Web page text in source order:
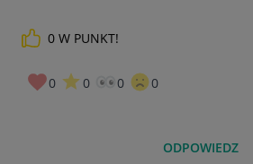
0 W PUNKT!
0 0 0 0
ODPOWIEDZ